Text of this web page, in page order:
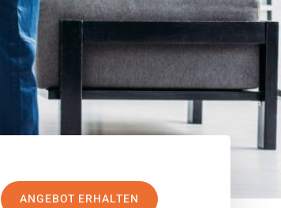
ANGEBOT ERHALTEN